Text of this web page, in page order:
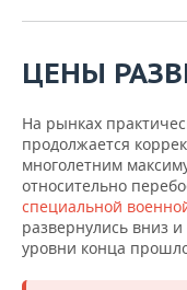
ФИГУРНОЕ
ВОДНЫЕ ВИДЫ
ХОККЕЙ С МЯЧОМ
МЕДИЦИНА
ОБРАЗОВАНИЕ
ПРОИСШЕСТВИЯ
ЦЕНЫ
На рынках
продолжается
многолетним
относительно
специальной
развернулись вниз
уровни конца